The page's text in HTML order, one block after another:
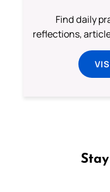
Find daily
reflections,